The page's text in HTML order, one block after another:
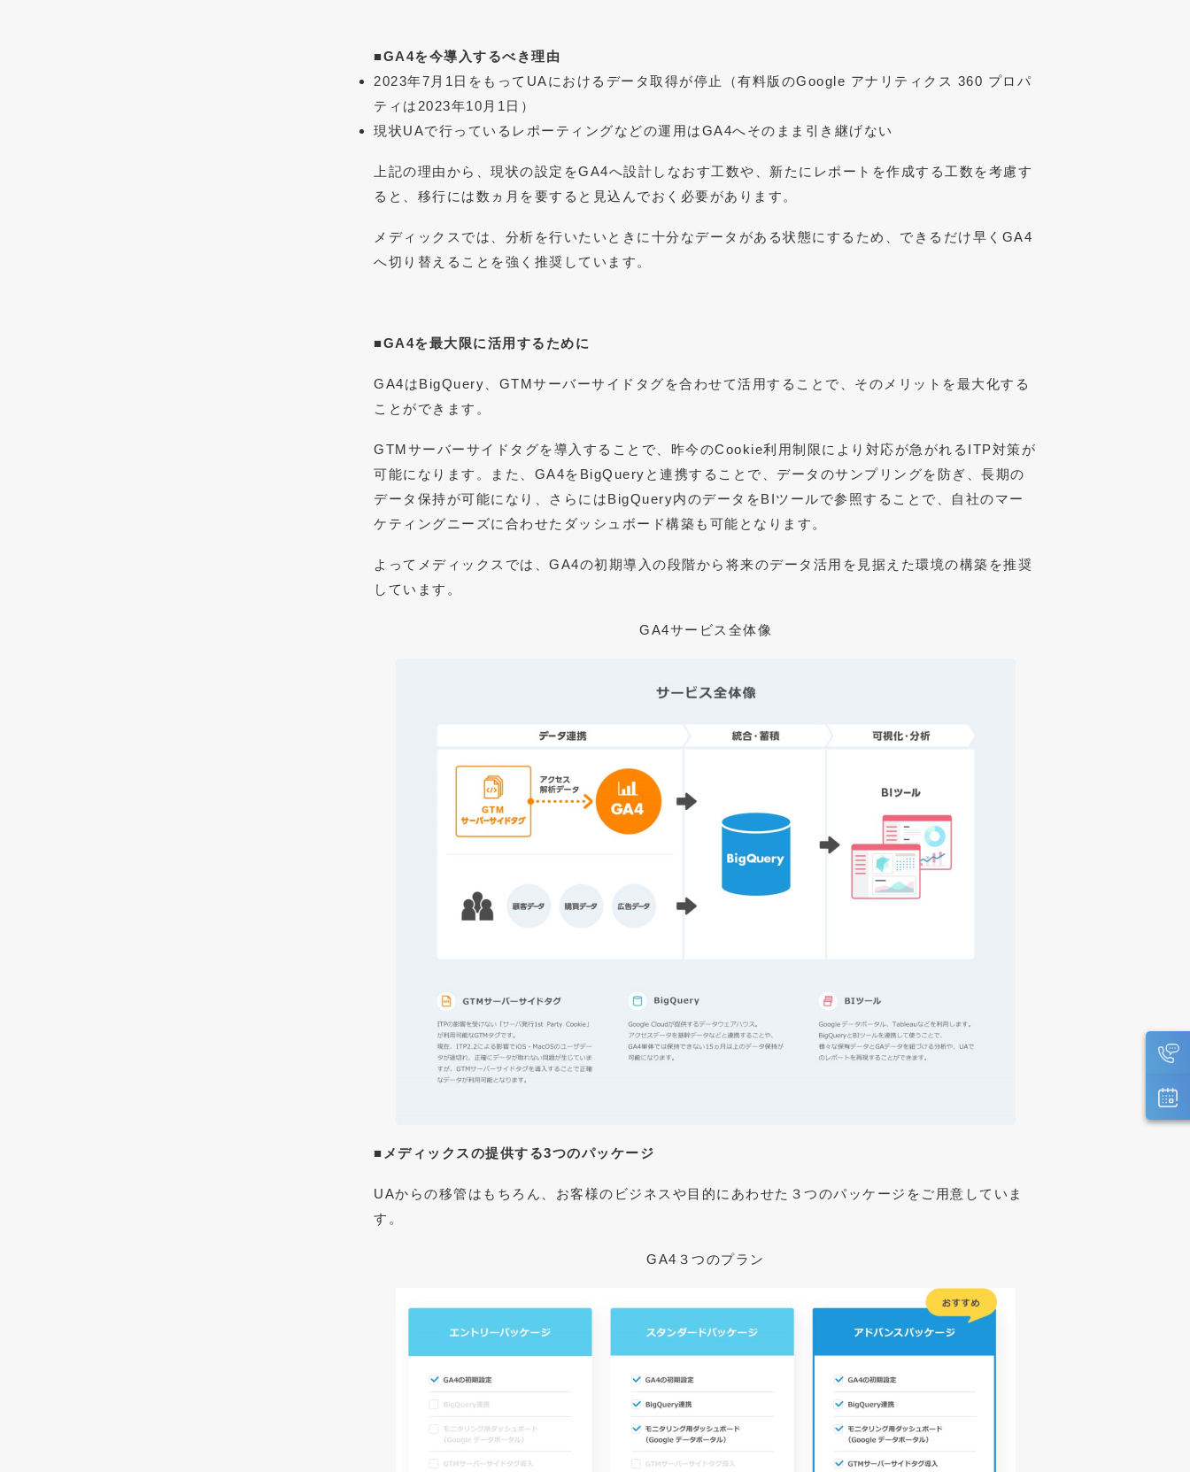
■GA4を今導入するべき理由
2023年7月1日をもってUAにおけるデータ取得が停止（有料版のGoogle アナリティクス 360 プロパ
ティは2023年10月1日）
現状UAで行っているレポーティングなどの運用はGA4へそのまま引き継げない
上記の理由から、現状の設定をGA4へ設計しなおす工数や、新たにレポートを作成する工数を考慮す
ると、移行には数ヵ月を要すると見込んでおく必要があります。
メディックスでは、分析を行いたいときに十分なデータがある状態にするため、できるだけ早くGA4
へ切り替えることを強く推奨しています。
■GA4を最大限に活用するために
GA4はBigQuery、GTMサーバーサイドタグを合わせて活用することで、そのメリットを最大化する
ことができます。
GTMサーバーサイドタグを導入することで、昨今のCookie利用制限により対応が急がれるITP対策が
可能になります。また、GA4をBigQueryと連携することで、データのサンプリングを防ぎ、長期の
データ保持が可能になり、さらにはBigQuery内のデータをBIツールで参照することで、自社のマー
ケティングニーズに合わせたダッシュボード構築も可能となります。
よってメディックスでは、GA4の初期導入の段階から将来のデータ活用を見据えた環境の構築を推奨
しています。
GA4サービス全体像
■メディックスの提供する3つのパッケージ
UAからの移管はもちろん、お客様のビジネスや目的にあわせた３つのパッケージをご用意していま
す。
GA4３つのプラン